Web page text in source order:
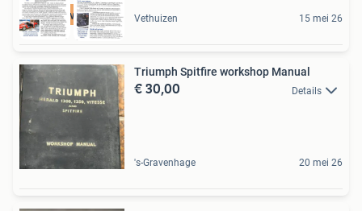
Nieuw Boek Vethuizen 15 mei 26
Triumph Spitfire workshop Manual
€ 30,00 Details
's-Gravenhage 20 mei 26